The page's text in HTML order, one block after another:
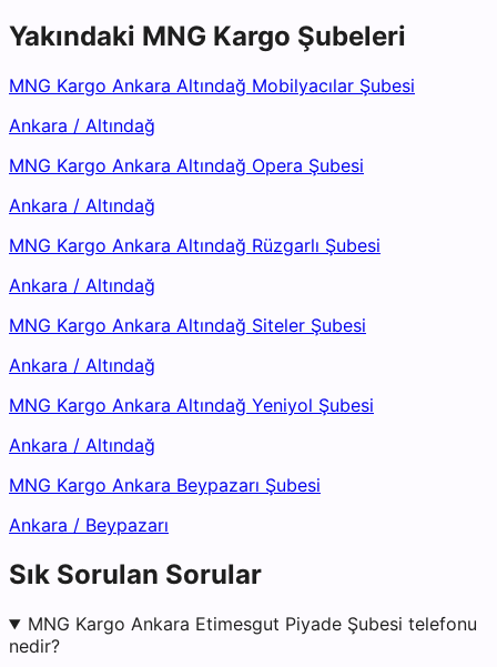
Yakındaki MNG Kargo Şubeleri
MNG Kargo Ankara Altındağ Mobilyacılar Şubesi
Ankara / Altındağ
MNG Kargo Ankara Altındağ Opera Şubesi
Ankara / Altındağ
MNG Kargo Ankara Altındağ Rüzgarlı Şubesi
Ankara / Altındağ
MNG Kargo Ankara Altındağ Siteler Şubesi
Ankara / Altındağ
MNG Kargo Ankara Altındağ Yeniyol Şubesi
Ankara / Altındağ
MNG Kargo Ankara Beypazarı Şubesi
Ankara / Beypazarı
Sık Sorulan Sorular
MNG Kargo Ankara Etimesgut Piyade Şubesi telefonu
nedir?